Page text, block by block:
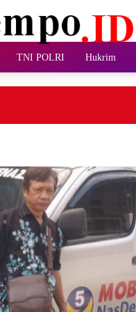
TNI POLRI Hukrim